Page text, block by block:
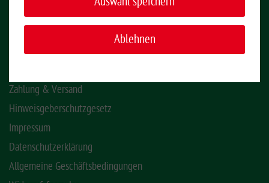
INFORMATIONEN
Montage-Videos
Zahlung & Versand
Hinweisgeberschutzgesetz
Impressum
Datenschutzerklärung
Allgemeine Geschäftsbedingungen
Ablehnen